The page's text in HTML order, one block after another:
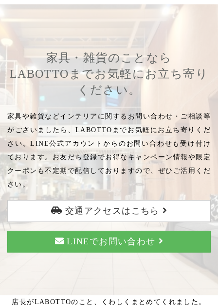
家具・雑貨のことなら
LABOTTOまでお気軽にお立ち寄り
ください。
家具や雑貨などインテリアに関するお問い合わせ・ご相談等
がございましたら、LABOTTOまでお気軽にお立ち寄りくだ
さい。LINE公式アカウントからのお問い合わせも受け付け
ております。お友だち登録でお得なキャンペーン情報や限定
クーポンも不定期で配信しておりますので、ぜひご活用くだ
さい。
交通アクセスはこちら
LINEでお問い合わせ
店長がLABOTTOのこと、くわしくまとめてくれました。